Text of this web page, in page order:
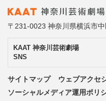
〒231-0023 神奈川県横浜市
KAAT 神奈川芸術劇場
SNS
サイトマップ ウェブアクセ
ソーシャルメディア運用ポリ